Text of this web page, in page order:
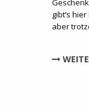
gibt’s
aber